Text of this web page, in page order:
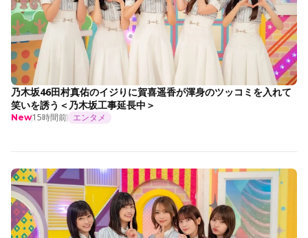
乃木坂46田村真佑のイジりに賀喜遥香が渾身のツッコミを入れて
笑いを誘う＜乃木坂工事延長中＞
New15時間前 エンタメ